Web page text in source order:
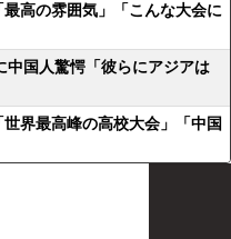
高の雰囲気」「こんな大会に
国人驚愕「彼らにアジアは
界最高峰の高校大会」「中国